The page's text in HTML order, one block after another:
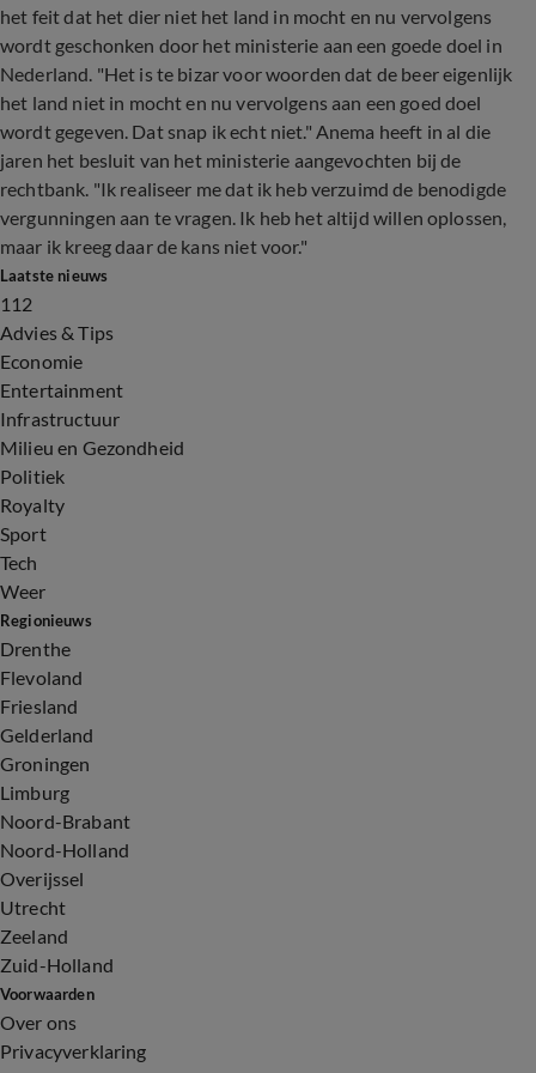
het feit dat het dier niet het land in mocht en nu vervolgens
wordt geschonken door het ministerie aan een goede doel in
Nederland. "Het is te bizar voor woorden dat de beer eigenlijk
het land niet in mocht en nu vervolgens aan een goed doel
wordt gegeven. Dat snap ik echt niet." Anema heeft in al die
jaren het besluit van het ministerie aangevochten bij de
rechtbank. "Ik realiseer me dat ik heb verzuimd de benodigde
vergunningen aan te vragen. Ik heb het altijd willen oplossen,
maar ik kreeg daar de kans niet voor."
Laatste nieuws
112
Advies & Tips
Economie
Entertainment
Infrastructuur
Milieu en Gezondheid
Politiek
Royalty
Sport
Tech
Weer
Regionieuws
Drenthe
Flevoland
Friesland
Gelderland
Groningen
Limburg
Noord-Brabant
Noord-Holland
Overijssel
Utrecht
Zeeland
Zuid-Holland
Voorwaarden
Over ons
Privacyverklaring